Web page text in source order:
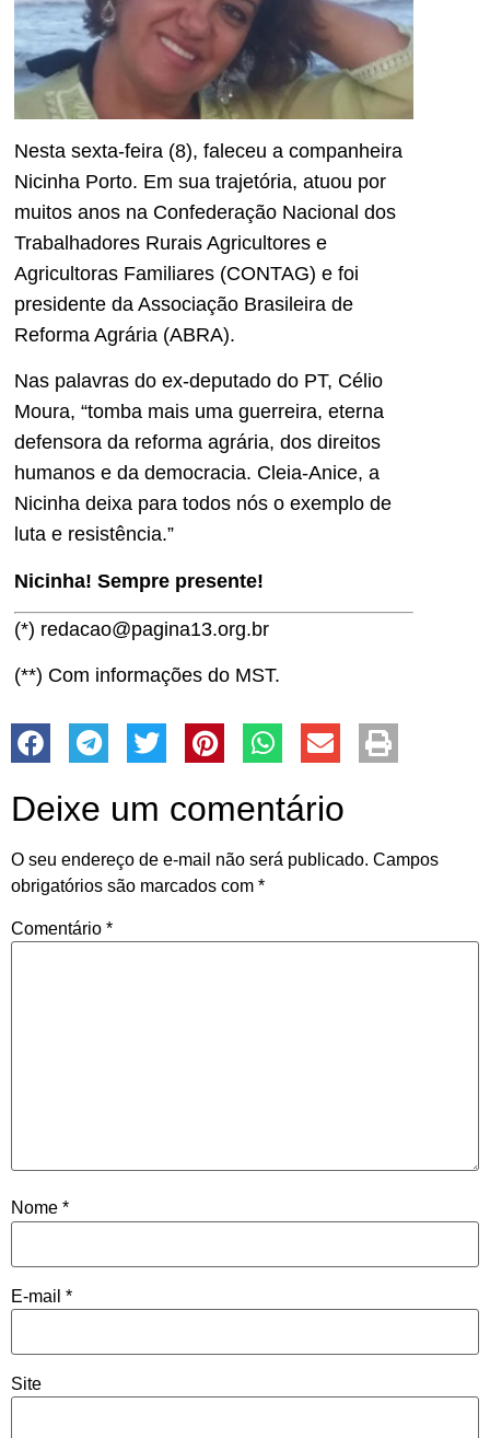
Nesta sexta-feira (8), faleceu a companheira
Nicinha Porto. Em sua trajetória, atuou por
muitos anos na Confederação Nacional dos
Trabalhadores Rurais Agricultores e
Agricultoras Familiares (CONTAG) e foi
presidente da Associação Brasileira de
Reforma Agrária (ABRA).
Nas palavras do ex-deputado do PT, Célio
Moura, “tomba mais uma guerreira, eterna
defensora da reforma agrária, dos direitos
humanos e da democracia. Cleia-Anice, a
Nicinha deixa para todos nós o exemplo de
luta e resistência.”
Nicinha! Sempre presente!
(*) redacao@pagina13.org.br
(**) Com informações do MST.
Deixe um comentário
O seu endereço de e-mail não será publicado. Campos
obrigatórios são marcados com *
Comentário *
Nome *
E-mail *
Site